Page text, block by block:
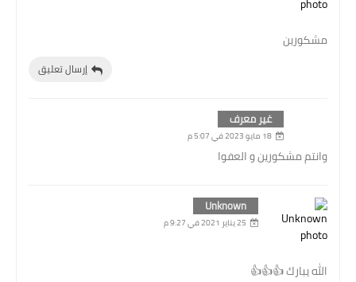
مشكورين
إرسال تعليق
غير معرف
18 مايو 2023 في 5:07 م
وانتم مشكورين و العفوا
Unknown
25 يناير 2021 في 9:27 م
الله يبارك 👍👍👍